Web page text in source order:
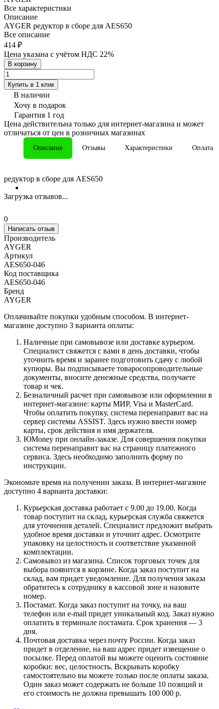
Все характеристики
Описание
AYGER редуктор в сборе для AES650
Все описание
414 ₽
Цена указана с учётом НДС 22%
В корзину
Купить в 1 клик
В наличии
Хочу в подарок
Гарантия 1 год
Цена действительна только для интернет-магазина и может
отличаться от цен в розничных магазинах
Описание Отзывы Характеристики Оплата
редуктор в сборе для AES650
Загрузка отзывов...
0
Написать отзыв
Производитель
AYGER
Артикул
AES650-046
Код поставщика
AES650-046
Бренд
AYGER
Оплачивайте покупки удобным способом. В интернет-
магазине доступно 3 варианта оплаты:
Наличные при самовывозе или доставке курьером.
Специалист свяжется с вами в день доставки, чтобы
уточнить время и заранее подготовить сдачу с любой
купюры. Вы подписываете товаросопроводительные
документы, вносите денежные средства, получаете
товар и чек.
Безналичный расчет при самовывозе или оформлении в
интернет-магазине: карты МИР, Visa и MasterCard.
Чтобы оплатить покупку, система перенаправит вас на
сервер системы ASSIST. Здесь нужно ввести номер
карты, срок действия и имя держателя.
ЮMoney при онлайн-заказе. Для совершения покупки
система перенаправит вас на страницу платежного
сервиса. Здесь необходимо заполнить форму по
инструкции.
Экономьте время на получении заказа. В интернет-магазине
доступно 4 варианта доставки:
Курьерская доставка работает с 9.00 до 19.00. Когда
товар поступит на склад, курьерская служба свяжется
для уточнения деталей. Специалист предложит выбрать
удобное время доставки и уточнит адрес. Осмотрите
упаковку на целостность и соответствие указанной
комплектации.
Самовывоз из магазина. Список торговых точек для
выбора появится в корзине. Когда заказ поступит на
склад, вам придет уведомление. Для получения заказа
обратитесь к сотруднику в кассовой зоне и назовите
номер.
Постамат. Когда заказ поступит на точку, на ваш
телефон или e-mail придет уникальный код. Заказ нужно
оплатить в терминале постамата. Срок хранения — 3
дня.
Почтовая доставка через почту России. Когда заказ
придет в отделение, на ваш адрес придет извещение о
посылке. Перед оплатой вы можете оценить состояние
коробки: вес, целостность. Вскрывать коробку
самостоятельно вы можете только после оплаты заказа.
Один заказ может содержать не больше 10 позиций и
его стоимость не должна превышать 100 000 р.